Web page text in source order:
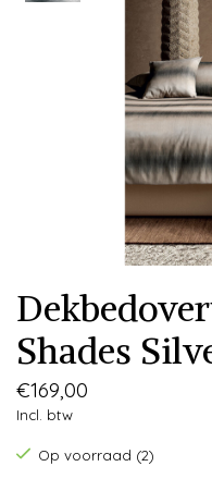
Shades
€169,00
Incl. btw
Op voorraad (2)